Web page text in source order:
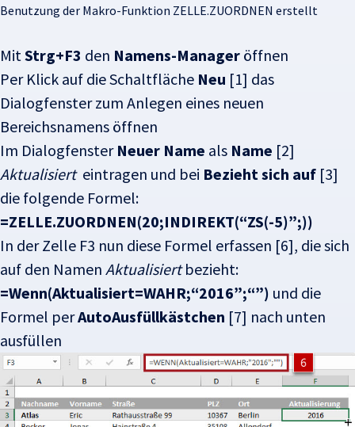
Benutzung der Makro-Funktion ZELLE.ZUORDNEN erstellt
Mit Strg+F3 den Namens-Manager öffnen
Per Klick auf die Schaltfläche Neu [1] das
Dialogfenster zum Anlegen eines neuen
Bereichsnamens öffnen
Im Dialogfenster Neuer Name als Name [2]
Aktualisierteintragen und bei Bezieht sich auf [3]
die folgende Formel:
=ZELLE.ZUORDNEN(20;INDIREKT(“ZS(-5)”;))
In der Zelle F3 nun diese Formel erfassen [6], die sich
auf den Namen Aktualisiertbezieht:
=Wenn(Aktualisiert=WAHR;“2016”;“”) und die
Formel perAutoAusfüllkästchen [7] nach unten
ausfüllen